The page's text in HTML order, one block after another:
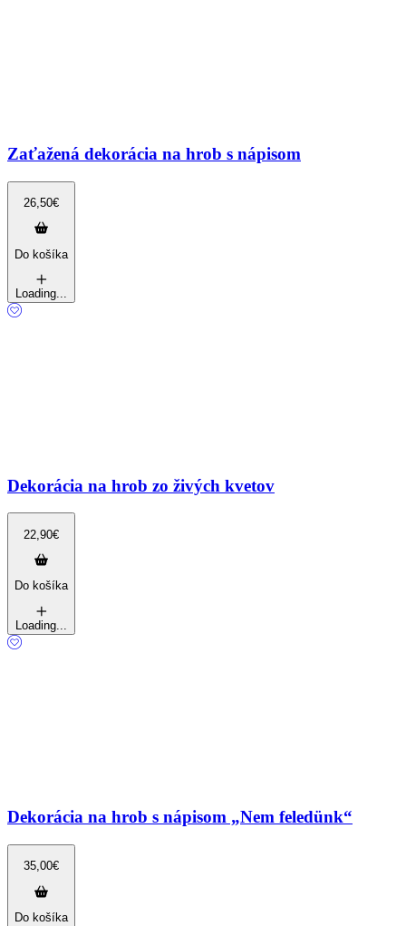
Zaťažená dekorácia na hrob s nápisom
26,50€
Do košíka
Loading...
Dekorácia na hrob zo živých kvetov
22,90€
Do košíka
Loading...
Dekorácia na hrob s nápisom „Nem feledünk“
35,00€
Do košíka